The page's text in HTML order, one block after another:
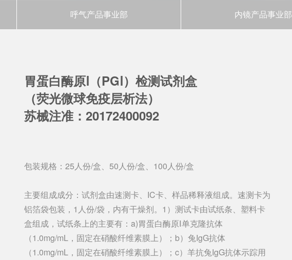
呼气产品事业部 内镜产品事业部
胃蛋白酶原Ⅰ（PGⅠ）检测试剂盒
（荧光微球免疫层析法）
苏械注准：20172400092
包装规格：25人份/盒、50人份/盒、100人份/盒
主要组成成分：试剂盒由速测卡、IC卡、样品稀释液组成。速测卡为
铝箔袋包装，1人份/袋，内有干燥剂。1）测试卡由试纸条、塑料卡
盒组成，试纸条上的主要有：a)胃蛋白酶原Ⅰ单克隆抗体
（1.0mg/mL，固定在硝酸纤维素膜上）；b）兔IgG抗体
（1.0mg/mL，固定在硝酸纤维素膜上）；c）羊抗兔IgG抗体示踪用